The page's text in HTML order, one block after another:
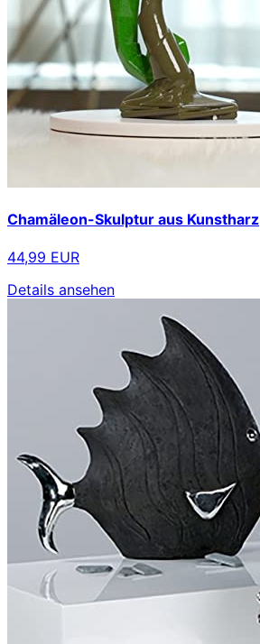
Chamäleon-Skulptur aus Kunstharz
44,99 EUR
Details ansehen